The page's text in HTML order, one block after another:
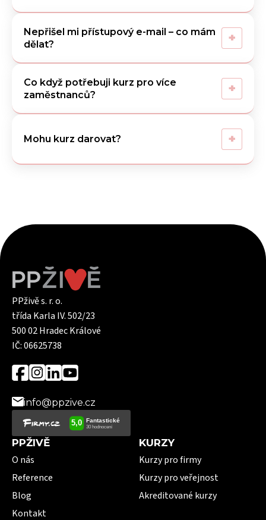
Nepřišel mi přístupový e-mail – co mám
dělat?
+
Co když potřebuji kurz pro více
zaměstnanců?
+
Mohu kurz darovat? +
PPživě s. r. o.
třída Karla IV. 502/23
500 02 Hradec Králové
IČ: 06625738
info@ppzive.cz
PPŽIVĚ
O nás
Reference
Blog
Kontakt
KURZY
Kurzy pro firmy
Kurzy pro veřejnost
Akreditované kurzy